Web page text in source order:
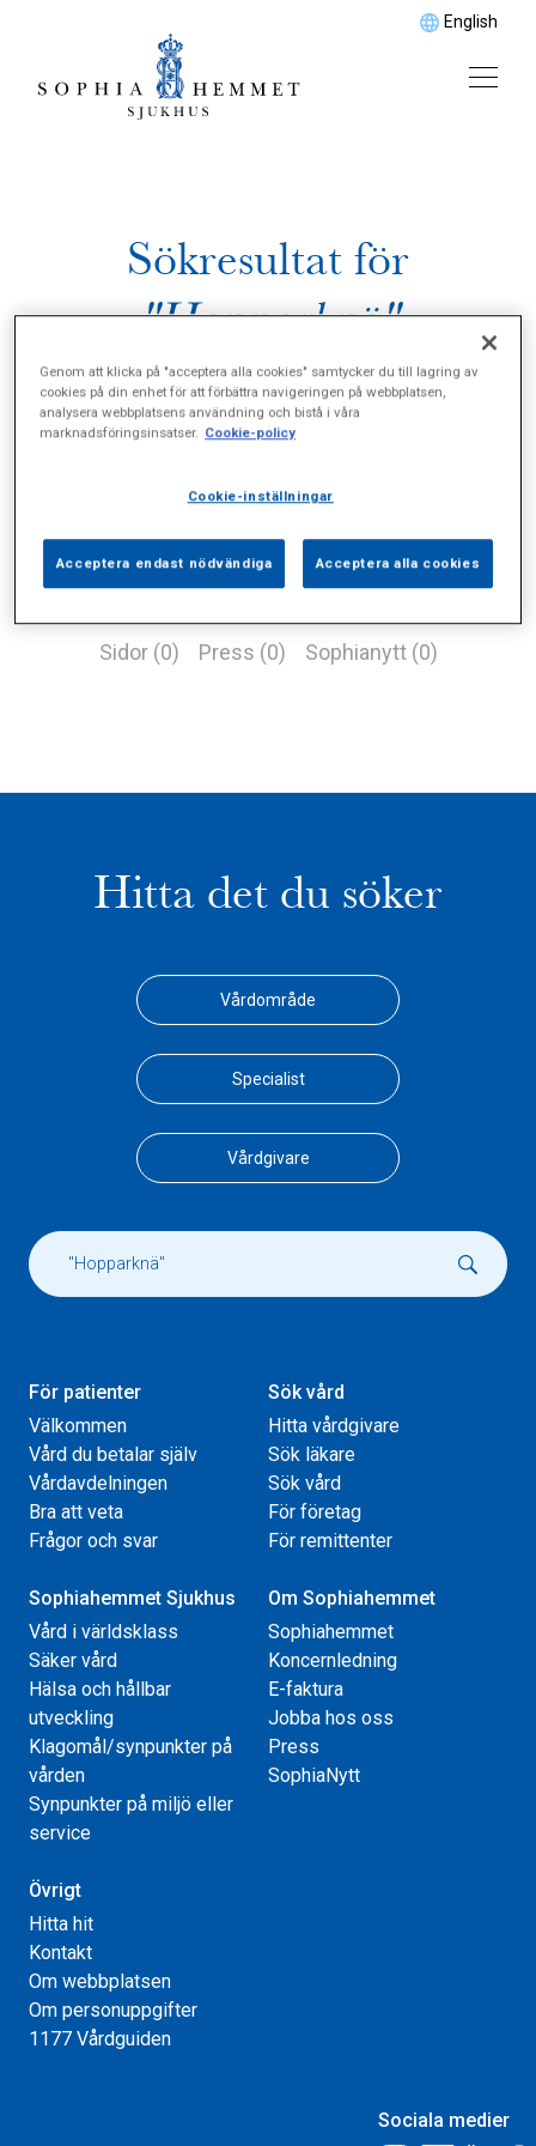
English
Sökresultat för
"Hopparknä"
Sidor (0) Press (0) Sophianytt (0)
Hitta det du söker
Vårdområde
Specialist
Vårdgivare
För patienter
Välkommen
Vård du betalar själv
Vårdavdelningen
Bra att veta
Frågor och svar
Sök vård
Hitta vårdgivare
Sök läkare
Sök vård
För företag
För remittenter
Sophiahemmet Sjukhus
Vård i världsklass
Säker vård
Hälsa och hållbar
utveckling
Klagomål/synpunkter på
vården
Synpunkter på miljö eller
service
Om Sophiahemmet
Sophiahemmet
Koncernledning
E-faktura
Jobba hos oss
Press
SophiaNytt
Övrigt
Hitta hit
Kontakt
Om webbplatsen
Om personuppgifter
1177 Vårdguiden
Sociala medier
Genom att klicka på "acceptera alla cookies" samtycker du till lagring av
cookies på din enhet för att förbättra navigeringen på webbplatsen,
analysera webbplatsens användning och bistå i våra
marknadsföringsinsatser. Cookie-policy
Cookie-inställningar
Acceptera endast nödvändiga Acceptera alla cookies